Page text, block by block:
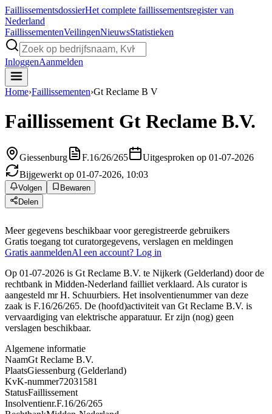
FaillissementsdossierHet complete faillissementsregister van
Nederland
FaillissementenVeilingenNieuwsStatistieken
InloggenAanmelden
Home›Faillissementen›Gt Reclame B V
Faillissement Gt Reclame B.V.
Giessenburg F.16/26/265
Uitgesproken op 01-07-2026
Bijgewerkt op 01-07-2026, 10:03
Volgen
Bewaren
Delen
Meer gegevens beschikbaar voor geregistreerde gebruikers
Gratis toegang tot curatorgegevens, verslagen en meldingen
Gratis aanmeldenAl een account? Log in
Op 01-07-2026 is Gt Reclame B.V. te Nijkerk (Gelderland) door de
rechtbank in Midden-Nederland failliet verklaard. Als curator is
aangesteld mr H. Schuurbiers. Het insolventienummer van deze
zaak is F.16/26/265. De (hoofd)activiteit van Gt Reclame B.V. is
vervaardiging van elektrische apparatuur. Er zijn (nog) geen
verslagen beschikbaar.
Algemene informatie
NaamGt Reclame B.V.
PlaatsGiessenburg (Gelderland)
KvK-nummer72031581
StatusFaillissement
Insolventienr.F.16/26/265